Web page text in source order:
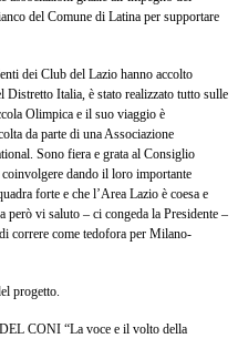
del Comune di Latina per supportare
dei Club del Lazio hanno accolto
Distretto Italia, è stato realizzato tutto sulle
Olimpica e il suo viaggio è
da parte di una Associazione
Sono fiera e grata al Consiglio
dando il loro importante
forte e che l’Area Lazio è coesa e
vi saluto – ci congeda la Presidente –
correre come tedofora per Milano-
progetto.
CONI “La voce e il volto della